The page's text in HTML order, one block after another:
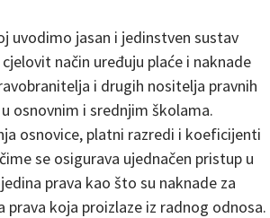
uvodimo jasan i jedinstven sustav
način uređuju plaće i naknade
i drugih nositelja pravnih
osnovnim i srednjim školama.
osnovice, platni razredi i koeficijenti
se osigurava ujednačen pristup u
prava kao što su naknade za
koja proizlaze iz radnog odnosa.